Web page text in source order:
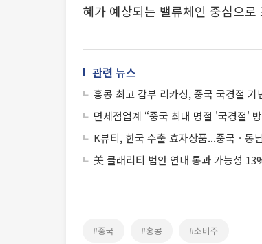
혜가 예상되는 밸류체인 중심으
관련 뉴스
홍콩 최고 갑부 리카싱, 중국 국경절 기
면세점업계 “중국 최대 명절 '국경절'
K뷰티, 한국 수출 효자상품...중국ㆍ동
美 클래리티 법안 연내 통과 가능성
#중국 #홍콩 #소비주